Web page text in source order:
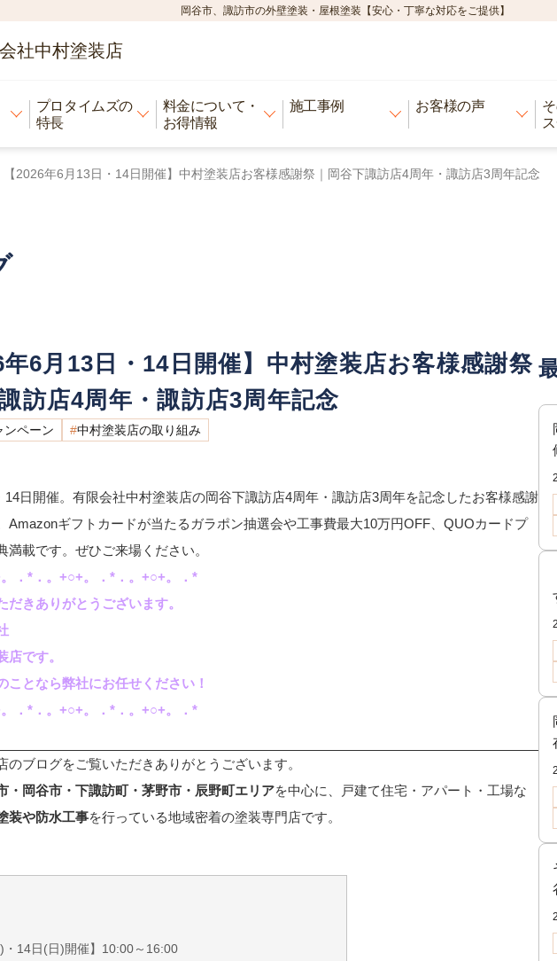
岡谷市、諏訪市の外壁塗装・屋根塗装【安心・丁寧な対応をご提供】
社中村塗装店
プロタイムズの
特長
料金について・
お得情報
施工事例 お客様の声
2026年6月13日・14日開催】中村塗装店お客様感謝祭｜岡谷下諏訪店4周年・諏訪店3周年記念
6月13日・14日開催】中村塗装店お客様感謝祭
諏訪店4周年・諏訪店3周年記念
ンペーン 中村塗装店の取り組み
14日開催。有限会社中村塗装店の岡谷下諏訪店4周年・諏訪店3周年を記念したお客様感謝
Amazonギフトカードが当たるガラポン抽選会や工事費最大10万円OFF、QUOカードプ
満載です。ぜひご来場ください。
．*．。+○+。．*．。+○+。．*
だきありがとうございます。
店です。
ことなら弊社にお任せください！
．*．。+○+。．*．。+○+。．*
のブログをご覧いただきありがとうございます。
・岡谷市・下諏訪町・茅野市・辰野町エリアを中心に、戸建て住宅・アパート・工場な
装や防水工事を行っている地域密着の塗装専門店です。
)・14日(日)開催】10:00～16:00